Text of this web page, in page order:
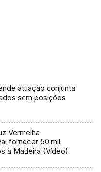
atuação conjunta
sem posições
Vermelha
fornecer 50 mil
à Madeira (Vídeo)